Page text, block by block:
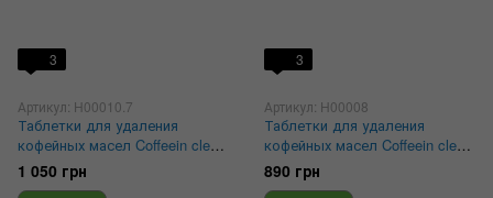
3
Артикул: H00010.7
Таблетки для удаления
кофейных масел Coffeein clean
Detergent 150х3,2г
1 050 грн
3
Артикул: H00008
Таблетки для удаления
кофейных масел Coffeein clean
Detergent 200 шт х 2,5 г
890 грн